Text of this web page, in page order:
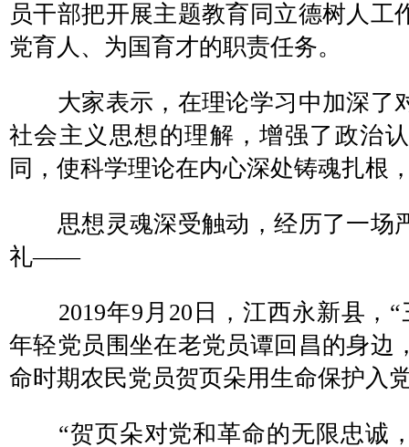
员干部把开展主题教育同立德树人工
党育人、为国育才的职责任务。
大家表示，在理论学习中加深了
社会主义思想的理解，增强了政治
同，使科学理论在内心深处铸魂扎根
思想灵魂深受触动，经历了一场
礼——
2019年9月20日，江西永新县，“
年轻党员围坐在老党员谭回昌的身边
命时期农民党员贺页朵用生命保护入
“贺页朵对党和革命的无限忠诚